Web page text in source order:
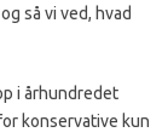
så vi ved, hvad
i århundredet
konservative kun